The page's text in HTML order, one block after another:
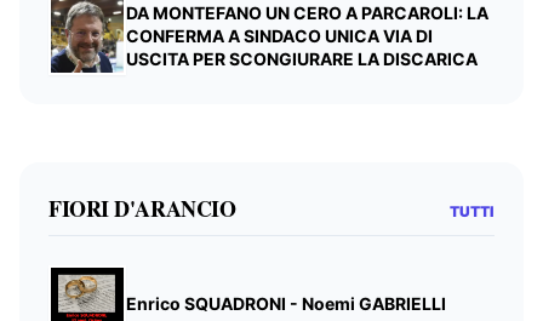
DA MONTEFANO UN CERO A PARCAROLI: LA
CONFERMA A SINDACO UNICA VIA DI
USCITA PER SCONGIURARE LA DISCARICA
FIORI D'ARANCIO TUTTI
Enrico SQUADRONI - Noemi GABRIELLI